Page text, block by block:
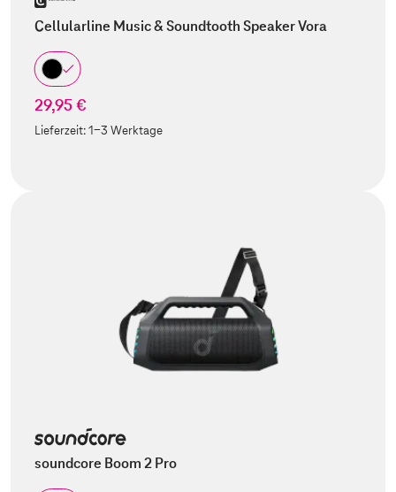
Cellularline Music & Soundtooth Speaker Vora
29,95 €
Lieferzeit:1-3 Werktage
soundcore Boom 2 Pro